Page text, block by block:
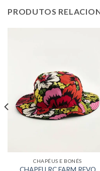
PRODUTOS
CHAPÉUS E BONÉS
CHAPEU RC FARM REVO